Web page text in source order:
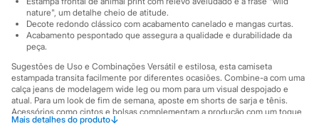
Tops
Moda íntima
Calcinhas
Cintas e Modeladores
Meias
Pijamas
Sutiãs e Tops
Moda praia
Biquínis
Maiôs
nature", um detalhe cheio de atitude.
Decote redondo clássico com acabamento canelado e mangas curtas.
Acabamento pespontado que assegura a qualidade e durabilidade da
peça.
Sugestões de Uso e Combinações Versátil e estilosa, esta camiseta
estampada transita facilmente por diferentes ocasiões. Combine-a com uma
calça jeans de modelagem wide leg ou mom para um visual despojado e
atual. Para um look de fim de semana, aposte em shorts de sarja e tênis.
Acessórios como cintos e bolsas complementam a produção com um toque
final de personalidade.
Mais detalhes do produto↓